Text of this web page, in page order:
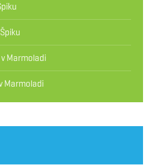
Marmoladi
Marmoladi